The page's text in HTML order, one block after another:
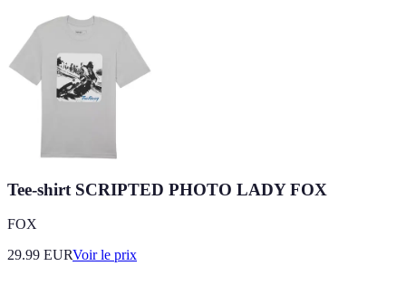
Tee-shirt SCRIPTED PHOTO LADY FOX
FOX
29.99 EURVoir le prix